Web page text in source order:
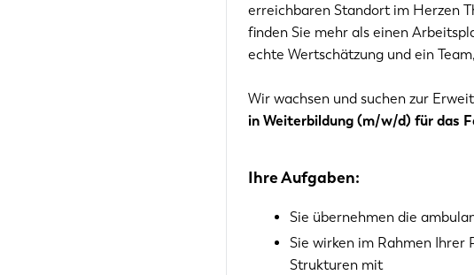
erreichbaren Standort im Herzen
finden Sie mehr als einen
echte Wertschätzung und ein
Wir wachsen und suchen zur
in Weiterbildung (m/w/d) für das
Ihre Aufgaben:
Sie übernehmen die
Sie wirken im Rahmen
Strukturen mit